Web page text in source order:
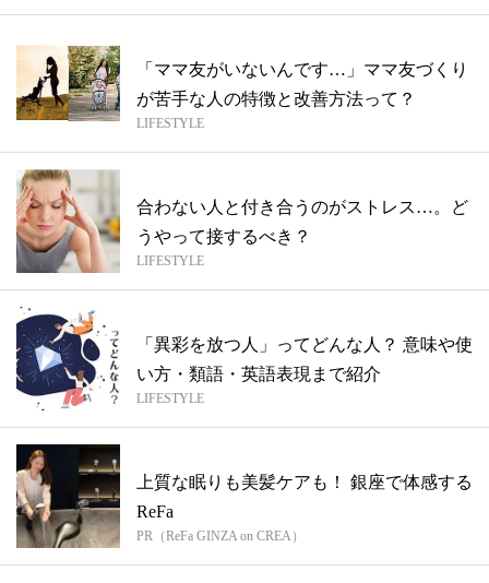
「ママ友がいないんです…」ママ友づくり
が苦手な人の特徴と改善方法って？
LIFESTYLE
合わない人と付き合うのがストレス…。ど
うやって接するべき？
LIFESTYLE
「異彩を放つ人」ってどんな人？ 意味や使
い方・類語・英語表現まで紹介
LIFESTYLE
上質な眠りも美髪ケアも！ 銀座で体感する
ReFa
PR（ReFa GINZA on CREA）